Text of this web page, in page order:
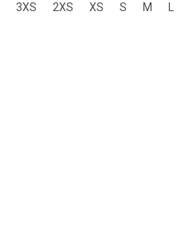
3XS 2XS XS S M